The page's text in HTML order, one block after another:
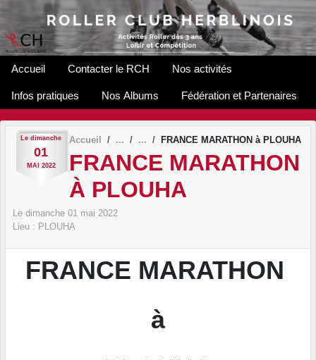
Accueil Contacter le RCH Nos activités
Infos pratiques Nos Albums Fédération et Partenaires
Le dimanche
01
MAI 2022
Accueil FRANCE MARATHON à PLOUHA
FRANCE MARATHON
À PLOUHA
Le dimanche 01 mai 2022
Lieu : PLOUHA
FRANCE MARATHON
à
Panneau de gestion des cookies